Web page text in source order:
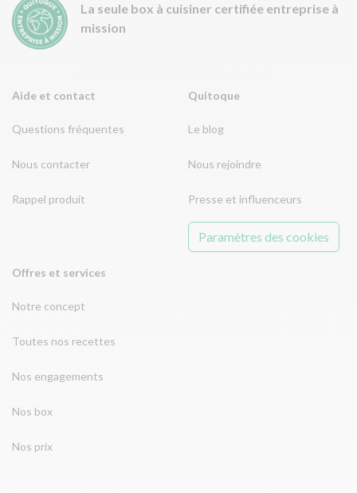
Aide et contact
Questions fréquentes
Nous contacter
Rappel produit
Offres et services
Notre concept
Toutes nos recettes
Nos engagements
Nos box
Nos prix
Quitoque
Le blog
Nous rejoindre
Presse et influenceurs
Paramètres des cookies
La seule box à cuisiner certifiée entreprise à
mission